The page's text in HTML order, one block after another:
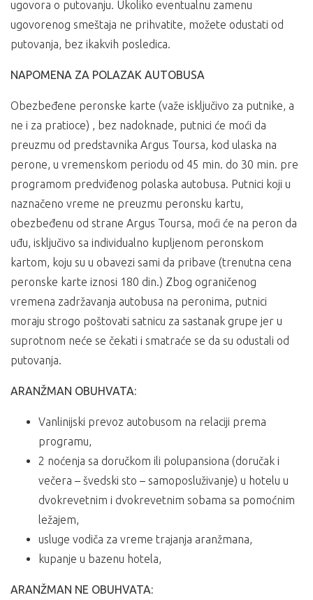
ugovora o putovanju. Ukoliko eventualnu zamenu
ugovorenog smeštaja ne prihvatite, možete odustati od
putovanja, bez ikakvih posledica.
NAPOMENA ZA POLAZAK AUTOBUSA
Obezbeđene peronske karte (važe isključivo za putnike, a
ne i za pratioce) , bez nadoknade, putnici će moći da
preuzmu od predstavnika Argus Toursa, kod ulaska na
perone, u vremenskom periodu od 45 min. do 30 min. pre
programom predviđenog polaska autobusa. Putnici koji u
naznačeno vreme ne preuzmu peronsku kartu,
obezbeđenu od strane Argus Toursa, moći će na peron da
uđu, isključivo sa individualno kupljenom peronskom
kartom, koju su u obavezi sami da pribave (trenutna cena
peronske karte iznosi 180 din.) Zbog ograničenog
vremena zadržavanja autobusa na peronima, putnici
moraju strogo poštovati satnicu za sastanak grupe jer u
suprotnom neće se čekati i smatraće se da su odustali od
putovanja.
ARANŽMAN OBUHVATA:
Vanlinijski prevoz autobusom na relaciji prema
programu,
2 noćenja sa doručkom ili polupansiona (doručak i
večera – švedski sto – samoposluživanje) u hotelu u
dvokrevetnim i dvokrevetnim sobama sa pomoćnim
ležajem,
usluge vodiča za vreme trajanja aranžmana,
kupanje u bazenu hotela,
ARANŽMAN NE OBUHVATA: